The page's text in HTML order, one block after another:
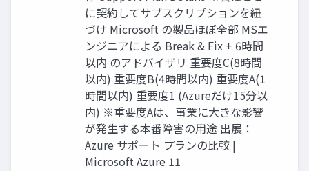
に契約してサブスクリプションを紐
づけ Microsoft の製品ほぼ全部 MSエ
ンジニアによる Break & Fix + 6時間
以内 のアドバイザリ 重要度C(8時間
以内) 重要度B(4時間以内) 重要度A(1
時間以内) 重要度1 (Azureだけ15分以
内) ※重要度Aは、事業に大きな影響
が発生する本番障害の用途 出展：
Azure サポート プランの比較 |
Microsoft Azure 11